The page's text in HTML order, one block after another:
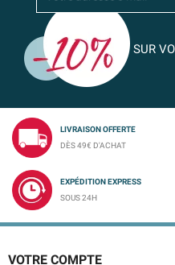
SUR
LIVRAISON OFFERTE
DÈS 49€ D'ACHAT
EXPÉDITION EXPRESS
SOUS 24H
VOTRE COMPTE